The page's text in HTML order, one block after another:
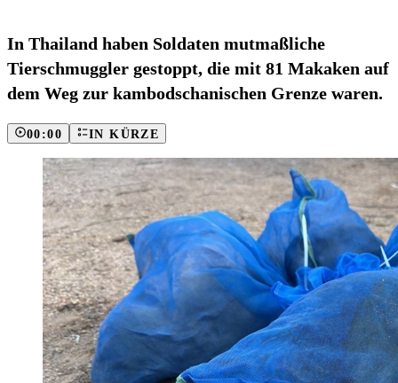
In Thailand haben Soldaten mutmaßliche
Tierschmuggler gestoppt, die mit 81 Makaken auf
dem Weg zur kambodschanischen Grenze waren.
00:00 IN KÜRZE